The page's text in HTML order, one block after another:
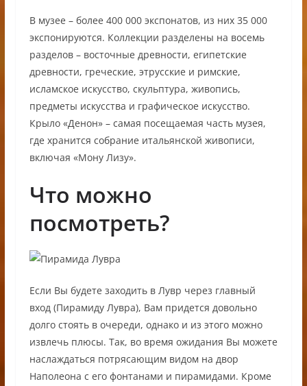
В музее – более 400 000 экспонатов, из них 35 000
экспонируются. Коллекции разделены на восемь
разделов – восточные древности, египетские
древности, греческие, этрусские и римские,
исламское искусство, скульптура, живопись,
предметы искусства и графическое искусство.
Крыло «Денон» – самая посещаемая часть музея,
где хранится собрание итальянской живописи,
включая «Мону Лизу».
Что можно
посмотреть?
Если Вы будете заходить в Лувр через главный
вход (Пирамиду Лувра), Вам придется довольно
долго стоять в очереди, однако и из этого можно
извлечь плюсы. Так, во время ожидания Вы можете
наслаждаться потрясающим видом на двор
Наполеона с его фонтанами и пирамидами. Кроме